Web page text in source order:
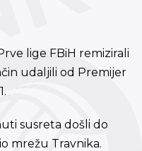
lige FBiH remizirali
udaljili od Premijer
susreta došli do
mrežu Travnika.